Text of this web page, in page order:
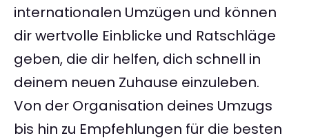
internationalen Umzügen und können
dir wertvolle Einblicke und Ratschläge
geben, die dir helfen, dich schnell in
deinem neuen Zuhause einzuleben.
Von der Organisation deines Umzugs
bis hin zu Empfehlungen für die besten